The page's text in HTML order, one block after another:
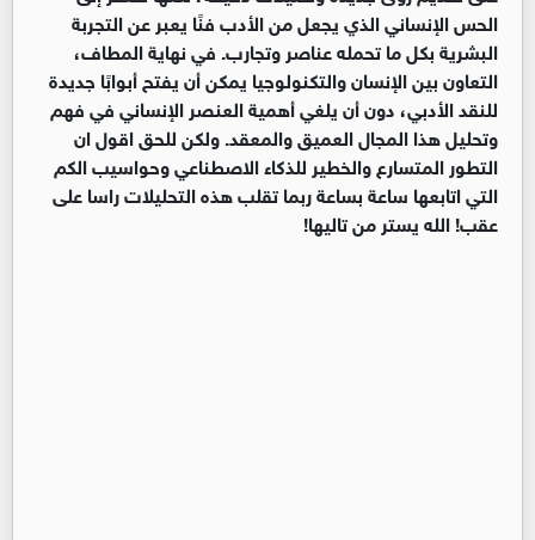
الحس الإنساني الذي يجعل من الأدب فنًا يعبر عن التجربة
البشرية بكل ما تحمله عناصر وتجارب. في نهاية المطاف،
التعاون بين الإنسان والتكنولوجيا يمكن أن يفتح أبوابًا جديدة
للنقد الأدبي، دون أن يلغي أهمية العنصر الإنساني في فهم
وتحليل هذا المجال العميق والمعقد. ولكن للحق اقول ان
التطور المتسارع والخطير للذكاء الاصطناعي وحواسيب الكم
التي اتابعها ساعة بساعة ربما تقلب هذه التحليلات راسا على
عقب! الله يستر من تاليها!